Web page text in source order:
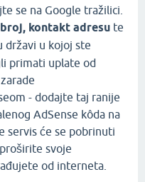
se na Google tražilici.
kontakt adresu te
državi u kojoj ste
primati uplate od
- dodajte taj ranije
AdSense kôda na
servis će se pobrinuti
svoje
od interneta.